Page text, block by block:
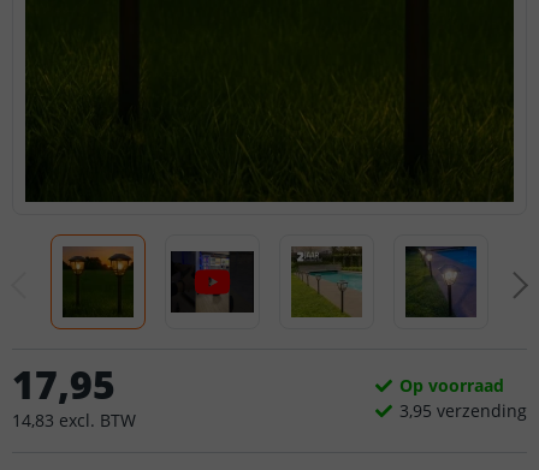
17,95
14,83 excl. BTW
Op voorraad
3,95 verzending